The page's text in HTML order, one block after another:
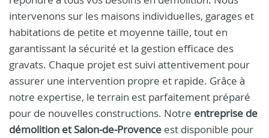
intervenons sur les maisons individuelles, garages et
habitations de petite et moyenne taille, tout en
garantissant la sécurité et la gestion efficace des
gravats. Chaque projet est suivi attentivement pour
assurer une intervention propre et rapide. Grâce à
notre expertise, le terrain est parfaitement préparé
pour de nouvelles constructions. Notre entreprise de
démolition et Salon‑de‑Provence est disponible pour